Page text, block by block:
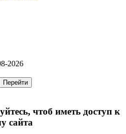
2026
чтоб иметь доступ к
сайта